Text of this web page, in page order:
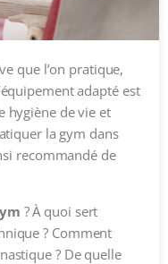
que l’on pratique,
adapté est
hygiène de vie et
la gym dans
recommandé de
? À quoi sert
? Comment
? De quelle